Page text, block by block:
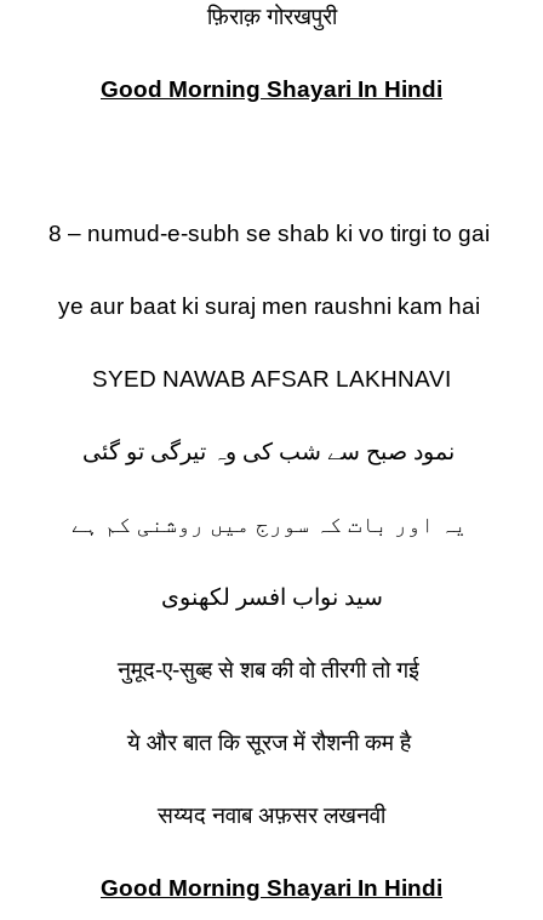
फ़िराक़ गोरखपुरी
Good Morning Shayari In Hindi
8 – numud-e-subh se shab ki vo tirgi to gai
ye aur baat ki suraj men raushni kam hai
SYED NAWAB AFSAR LAKHNAVI
سید نواب افسر لکھنوی
नुमूद-ए-सुब्ह से शब की वो तीरगी तो गई
ये और बात कि सूरज में रौशनी कम है
सय्यद नवाब अफ़सर लखनवी
Good Morning Shayari In Hindi